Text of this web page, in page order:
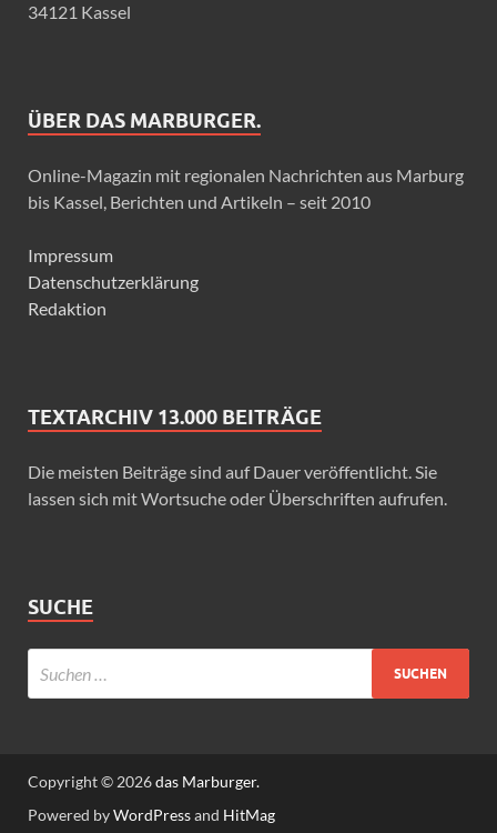
34121 Kassel
ÜBER DAS MARBURGER.
Online-Magazin mit regionalen Nachrichten aus Marburg
bis Kassel, Berichten und Artikeln – seit 2010
Impressum
Datenschutzerklärung
Redaktion
TEXTARCHIV 13.000 BEITRÄGE
Die meisten Beiträge sind auf Dauer veröffentlicht. Sie
lassen sich mit Wortsuche oder Überschriften aufrufen.
SUCHE
Copyright © 2026das Marburger.
Powered byWordPressand HitMag